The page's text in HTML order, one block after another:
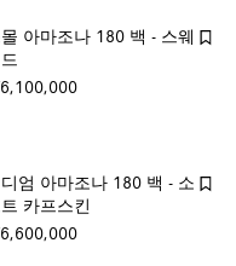
아마조나 180 백 - 스웨
엄 아마조나 180 백 - 소
카프스킨